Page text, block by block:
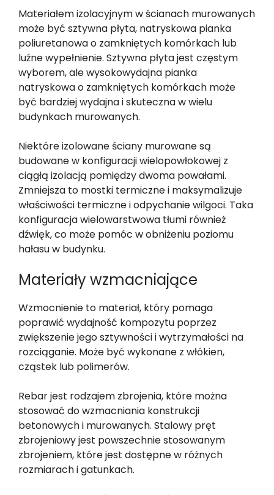
Materiałem izolacyjnym w ścianach murowanych
może być sztywna płyta, natryskowa pianka
poliuretanowa o zamkniętych komórkach lub
luźne wypełnienie. Sztywna płyta jest częstym
wyborem, ale wysokowydajna pianka
natryskowa o zamkniętych komórkach może
być bardziej wydajna i skuteczna w wielu
budynkach murowanych.
Niektóre izolowane ściany murowane są
budowane w konfiguracji wielopowłokowej z
ciągłą izolacją pomiędzy dwoma powałami.
Zmniejsza to mostki termiczne i maksymalizuje
właściwości termiczne i odpychanie wilgoci. Taka
konfiguracja wielowarstwowa tłumi również
dźwięk, co może pomóc w obniżeniu poziomu
hałasu w budynku.
Materiały wzmacniające
Wzmocnienie to materiał, który pomaga
poprawić wydajność kompozytu poprzez
zwiększenie jego sztywności i wytrzymałości na
rozciąganie. Może być wykonane z włókien,
cząstek lub polimerów.
Rebar jest rodzajem zbrojenia, które można
stosować do wzmacniania konstrukcji
betonowych i murowanych. Stalowy pręt
zbrojeniowy jest powszechnie stosowanym
zbrojeniem, które jest dostępne w różnych
rozmiarach i gatunkach.